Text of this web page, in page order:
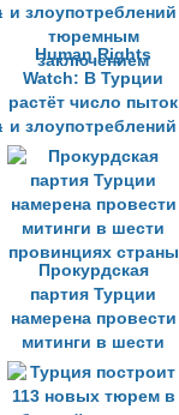
Human Rights
Watch: В Турции
растёт число пыток
и злоупотреблений
тюремным
заключением
Прокурдская
партия Турции
намерена провести
митинги в шести
провинциях страны